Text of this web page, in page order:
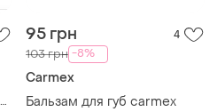
95 грн 4
103 грн -8%
Carmex
Бальзам для губ carmex